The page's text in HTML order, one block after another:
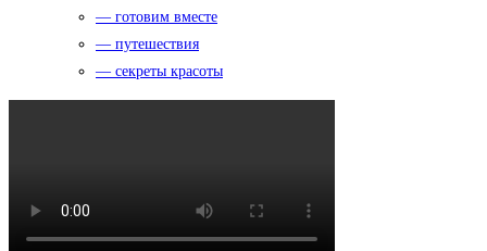
— готовим вместе
— путешествия
— секреты красоты